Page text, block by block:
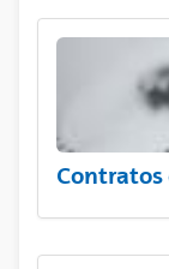
Contratos